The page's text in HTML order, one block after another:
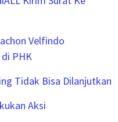
Velfindo
PHK
Tidak Bisa Dilanjutkan
Aksi